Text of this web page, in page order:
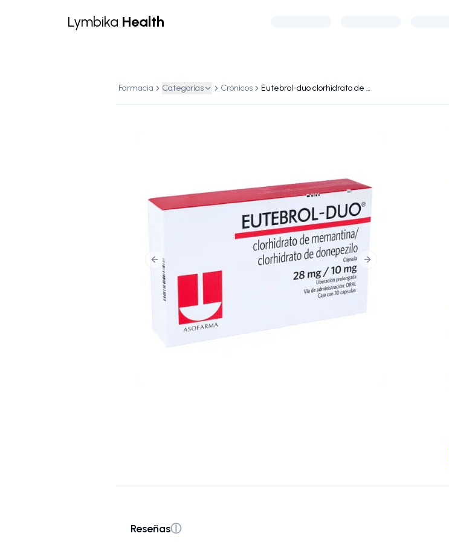
Lymbika Health
Farmacia Categorías Crónicos Eutebrol-duo clorhidrato de memantina/clorhidrato de donepezilo 28mg/10mg liberación prolongada caja c/30 capsulas
Previous slide Next slide
Reseñasⓘ